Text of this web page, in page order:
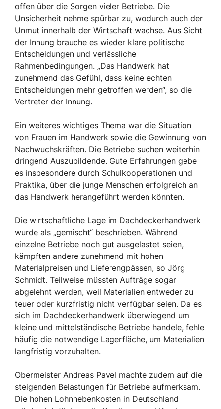
offen über die Sorgen vieler Betriebe. Die
Unsicherheit nehme spürbar zu, wodurch auch der
Unmut innerhalb der Wirtschaft wachse. Aus Sicht
der Innung brauche es wieder klare politische
Entscheidungen und verlässliche
Rahmenbedingungen. „Das Handwerk hat
zunehmend das Gefühl, dass keine echten
Entscheidungen mehr getroffen werden“, so die
Vertreter der Innung.
Ein weiteres wichtiges Thema war die Situation
von Frauen im Handwerk sowie die Gewinnung von
Nachwuchskräften. Die Betriebe suchen weiterhin
dringend Auszubildende. Gute Erfahrungen gebe
es insbesondere durch Schulkooperationen und
Praktika, über die junge Menschen erfolgreich an
das Handwerk herangeführt werden könnten.
Die wirtschaftliche Lage im Dachdeckerhandwerk
wurde als „gemischt“ beschrieben. Während
einzelne Betriebe noch gut ausgelastet seien,
kämpften andere zunehmend mit hohen
Materialpreisen und Lieferengpässen, so Jörg
Schmidt. Teilweise müssten Aufträge sogar
abgelehnt werden, weil Materialien entweder zu
teuer oder kurzfristig nicht verfügbar seien. Da es
sich im Dachdeckerhandwerk überwiegend um
kleine und mittelständische Betriebe handele, fehle
häufig die notwendige Lagerfläche, um Materialien
langfristig vorzuhalten.
Obermeister Andreas Pavel machte zudem auf die
steigenden Belastungen für Betriebe aufmerksam.
Die hohen Lohnnebenkosten in Deutschland